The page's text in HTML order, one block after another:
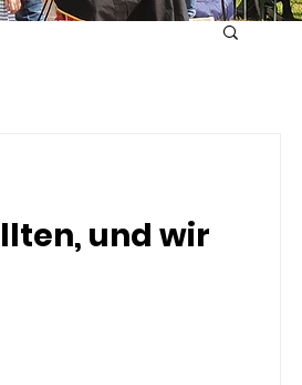
und wir